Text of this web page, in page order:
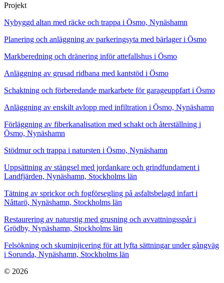
Projekt
Nybyggd altan med räcke och trappa i Ösmo, Nynäshamn
Planering och anläggning av parkeringsyta med bärlager i Ösmo
Markberedning och dränering inför attefallshus i Ösmo
Anläggning av grusad ridbana med kantstöd i Ösmo
Schaktning och förberedande markarbete för garageuppfart i Ösmo
Anläggning av enskilt avlopp med infiltration i Ösmo, Nynäshamn
Förläggning av fiberkanalisation med schakt och återställning i
Ösmo, Nynäshamn
Stödmur och trappa i natursten i Ösmo, Nynäshamn
Uppsättning av stängsel med jordankare och grindfundament i
Landfjärden, Nynäshamn, Stockholms län
Tätning av sprickor och fogförsegling på asfaltsbelagd infart i
Nåttarö, Nynäshamn, Stockholms län
Restaurering av naturstig med grusning och avvattningsspår i
Grödby, Nynäshamn, Stockholms län
Felsökning och skuminjicering för att lyfta sättningar under gångväg
i Sorunda, Nynäshamn, Stockholms län
© 2026